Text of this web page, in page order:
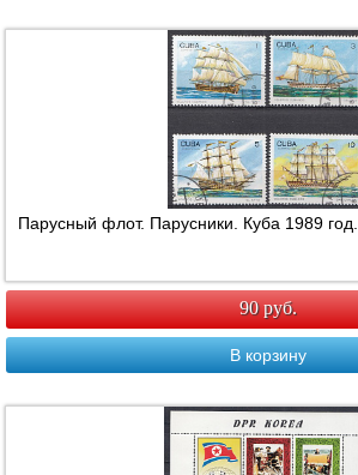
Парусный флот. Парусники. Куба 1989 год.
90 руб.
В корзину